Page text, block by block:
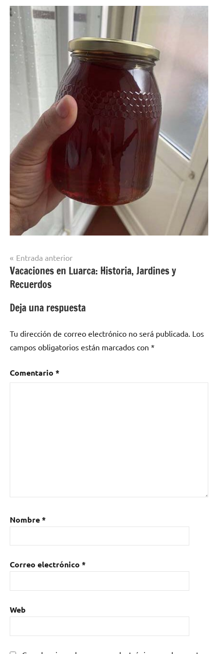
Navegación
de
entradas
Entrada anterior
Vacaciones en Luarca: Historia, Jardines y
Recuerdos
Deja una respuesta
Tu dirección de correo electrónico no será publicada. Los
campos obligatorios están marcados con *
Comentario *
Nombre*
Correo electrónico *
Web